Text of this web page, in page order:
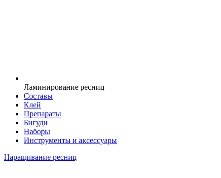
Ламинирование ресниц
Составы
Клей
Препараты
Бигуди
Наборы
Инструменты и аксессуары
Наращивание ресниц